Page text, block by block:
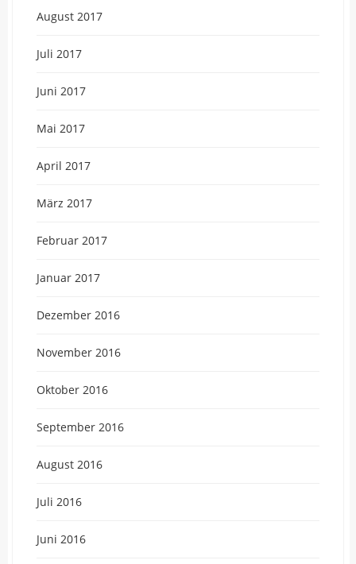
August 2017
Juli 2017
Juni 2017
Mai 2017
April 2017
März 2017
Februar 2017
Januar 2017
Dezember 2016
November 2016
Oktober 2016
September 2016
August 2016
Juli 2016
Juni 2016